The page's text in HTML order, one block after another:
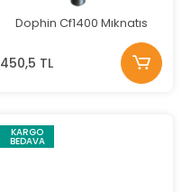
Dophin Cf1400 Mıknatıs
450,5 TL
KARGO
BEDAVA